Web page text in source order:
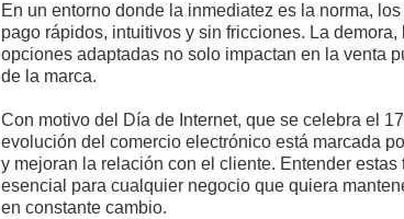
En un entorno donde la inmediatez es la norma,
pago rápidos, intuitivos y sin fricciones. La
opciones adaptadas no solo impactan en la venta
de la marca.
Con motivo del Día de Internet, que se celebra el
evolución del comercio electrónico está marcada
y mejoran la relación con el cliente. Entender
esencial para cualquier negocio que quiera
en constante cambio.